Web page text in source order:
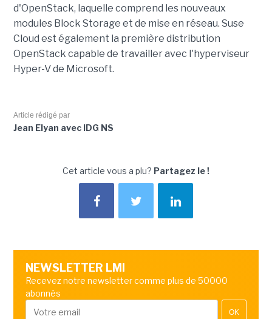
d'OpenStack, laquelle comprend les nouveaux
modules Block Storage et de mise en réseau. Suse
Cloud est également la première distribution
OpenStack capable de travailler avec l'hyperviseur
Hyper-V de Microsoft.
Article rédigé par
Jean Elyan avec IDG NS
Cet article vous a plu? Partagez le !
NEWSLETTER LMI
Recevez notre newsletter comme plus de 50000
abonnés
OK